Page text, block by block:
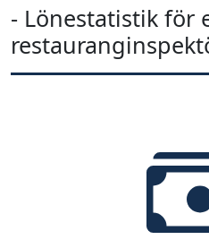
- Lönestatistik för